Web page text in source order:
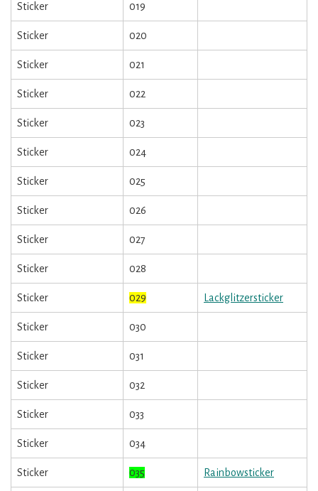
Sticker 019
Sticker 020
Sticker 021
Sticker 022
Sticker 023
Sticker 024
Sticker 025
Sticker 026
Sticker 027
Sticker 028
Sticker 029 Lackglitzersticker
Sticker 030
Sticker 031
Sticker 032
Sticker 033
Sticker 034
Sticker 035 Rainbowsticker